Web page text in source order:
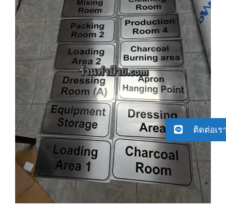
ติดต่อเร